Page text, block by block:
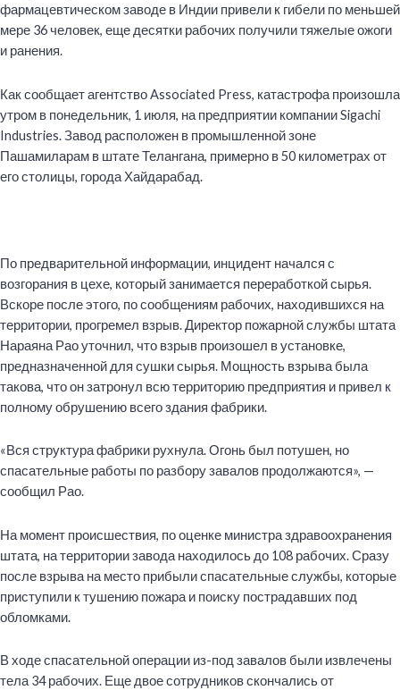
фармацевтическом заводе в Индии привели к гибели по меньшей
мере 36 человек, еще десятки рабочих получили тяжелые ожоги
и ранения.
Каксообщаетагентство Associated Press, катастрофа произошла
утром в понедельник, 1 июля, на предприятии компании Sigachi
Industries. Завод расположен в промышленной зоне
Пашамиларам в штате Телангана, примерно в 50 километрах от
его столицы, города Хайдарабад.
По предварительной информации, инцидент начался с
возгорания в цехе, который занимается переработкой сырья.
Вскоре после этого, по сообщениям рабочих, находившихся на
территории, прогремел взрыв. Директор пожарной службы штата
Нараяна Рао уточнил, что взрыв произошел в установке,
предназначенной для сушки сырья. Мощность взрыва была
такова, что он затронул всю территорию предприятия и привел к
полному обрушению всего здания фабрики.
«Вся структура фабрики рухнула. Огонь был потушен, но
спасательные работы по разбору завалов продолжаются», —
сообщил Рао.
На момент происшествия, по оценке министра здравоохранения
штата, на территории завода находилось до 108 рабочих.Сразу
после взрыва на место прибыли спасательные службы, которые
приступили к тушению пожара и поиску пострадавших под
обломками.
В ходе спасательной операции из-под завалов были извлечены
тела 34 рабочих. Еще двое сотрудников скончались от